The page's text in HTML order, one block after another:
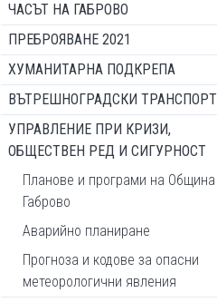
ЧАСЪТ НА ГАБРОВО
ПРЕБРОЯВАНЕ 2021
ХУМАНИТАРНА ПОДКРЕПА
ВЪТРЕШНОГРАДСКИ ТРАНСПОРТ
УПРАВЛЕНИЕ ПРИ КРИЗИ,
ОБЩЕСТВЕН РЕД И СИГУРНОСТ
Планове и програми на Община
Габрово
Аварийно планиране
Прогноза и кодове за опасни
метеорологични явления